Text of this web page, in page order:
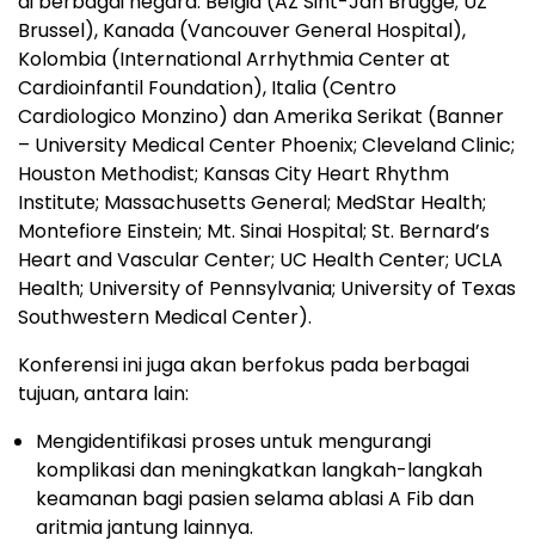
Brussel), Kanada (Vancouver General Hospital),
Kolombia (International Arrhythmia Center at
Cardioinfantil Foundation), Italia (Centro
Cardiologico Monzino) dan Amerika Serikat (Banner
– University Medical Center Phoenix; Cleveland Clinic;
Houston Methodist; Kansas City Heart Rhythm
Institute; Massachusetts General; MedStar Health;
Montefiore Einstein; Mt. Sinai Hospital; St. Bernard’s
Heart and Vascular Center; UC Health Center; UCLA
Health; University of Pennsylvania; University of Texas
Southwestern Medical Center).
Konferensi ini juga akan berfokus pada berbagai
tujuan, antara lain:
Mengidentifikasi proses untuk mengurangi
komplikasi dan meningkatkan langkah-langkah
keamanan bagi pasien selama ablasi A Fib dan
aritmia jantung lainnya.